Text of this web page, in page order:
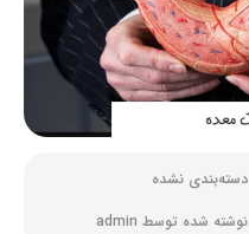
دسته‌بندی نشده
نوشته شده توسط admin